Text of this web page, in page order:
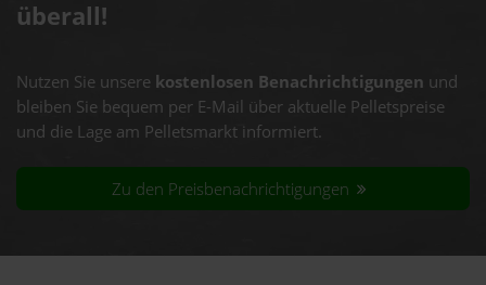
überall!
Nutzen Sie unsere kostenlosen Benachrichtigungen und
bleiben Sie bequem per E-Mail über aktuelle Pelletspreise
und die Lage am Pelletsmarkt informiert.
Zu den Preisbenachrichtigungen